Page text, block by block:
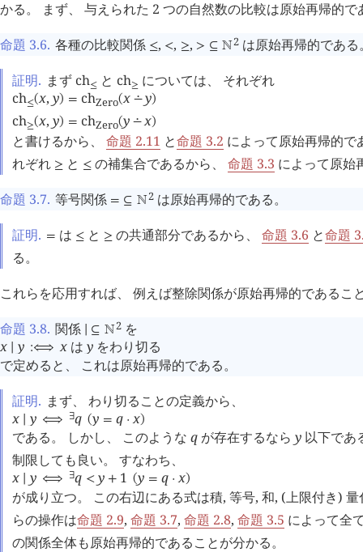
かる。 まず、 与えられた 2 つの自然数の比較は原始再帰的で
命題 3.6. 各種の比較関係 ≤, <, ≥, > ⊆ 󱀍2 は原始再帰的である
証明. まず ch≤ と ch≥ については、 それぞれ
ch≤(x, y) = chZero(x ∸ y)
ch≥(x, y) = chZero(y ∸ x)
と書けるから、 命題 2.11 と命題 3.2 によって原始再帰的
れぞれ ≥ と ≤ の補集合であるから、 命題 3.3 によって原始
命題 3.7. 等号関係 = ⊆ 󱀍2は原始再帰的である。
証明. = は ≤ と ≥ の共通部分であるから、 命題 3.6 と命題
る。
これらを応用すれば、 例えば整除関係が原始再帰的であるこ
命題 3.8. 関係 ⊆ 󱀍2を
x y :⟺ x はy をわり切る
で定めると、 これは原始再帰的である。
証明. まず、 わり切ることの定義から、
x y ⟺ ∃q (y = q · x)
である。 しかし、 このような qが存在するなら y 以下であ
制限しても良い。 すなわち、
x y ⟺ ∃q < y + 1 (y = q · x)
が成り立つ。 この右辺にある式は積, 等号, 和, (上限付き)
らの操作は命題 2.9, 命題 3.7, 命題 2.8, 命題 3.5 によって全
の関係全体も原始再帰的であることが分かる。